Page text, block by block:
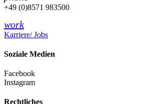
+49 (0)8571 983500
work
Karriere/ Jobs
Soziale Medien
Facebook
Instagram
Rechtliches